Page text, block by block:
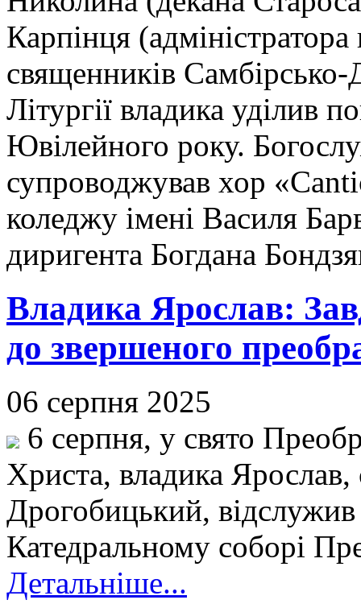
Карпінця
священників Самбірсько-
Літургії владика уділив
Ювілейного року.
супроводжував хор
коледжу імені Василя
диригента Богдана
Владика Ярослав:
до звершеного
06 серпня 2025
6 серпня, у свято
Христа, владика
Дрогобицький,
Катедральному соборі
Детальніше...